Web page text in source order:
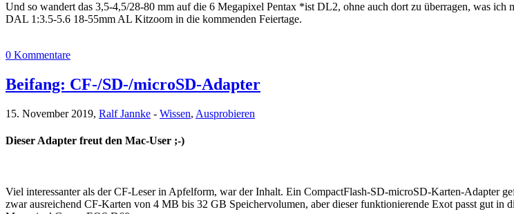
Und so wandert das 3,5-4,5/28-80 mm auf die 6 Megapixel Pentax *ist DL2, ohne auch dort zu überragen, was
DAL 1:3.5-5.6 18-55mm AL Kitzoom in die kommenden Feiertage.
0 Kommentare
Beifang: CF-/SD-/microSD-Adapter
15. November 2019, Ralf Jannke - Wissen, Ausprobieren
Dieser Adapter freut den Mac-User ;-)
Viel interessanter als der CF-Leser in Apfelform, war der Inhalt. Ein CompactFlash-SD-microSD-Karten-Adapter
zwar ausreichend CF-Karten von 4 MB bis 32 GB Speichervolumen, aber dieser funktionierende Exot passt gut